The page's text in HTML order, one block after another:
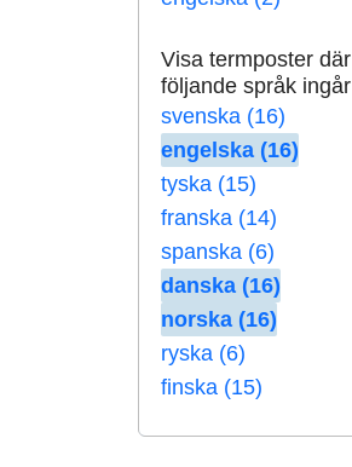
Visa termposter där
följande språk ingår
svenska (16)
engelska (16)
tyska (15)
franska (14)
spanska (6)
danska (16)
norska (16)
ryska (6)
finska (15)